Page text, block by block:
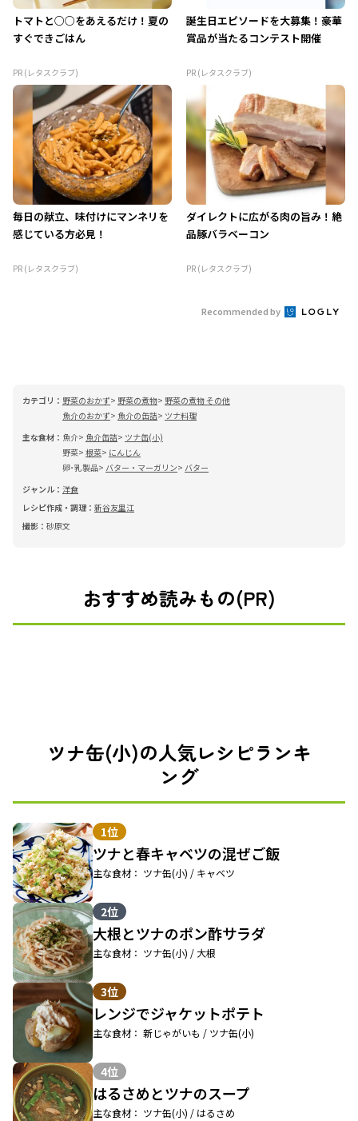
トマトと○○をあえるだけ！夏の
すぐできごはん
PR (レタスクラブ)
誕生日エピソードを大募集！豪華
賞品が当たるコンテスト開催
PR (レタスクラブ)
毎日の献立、味付けにマンネリを
感じている方必見！
PR (レタスクラブ)
ダイレクトに広がる肉の旨み！絶
品豚バラベーコン
PR (レタスクラブ)
Recommended by
カテゴリ： 野菜のおかず 野菜の煮物
野菜の煮物 その他
魚介のおかず
魚介の缶詰
ツナ料理
主な食材： 魚介 魚介缶詰
ツナ缶(小)
野菜 根菜
にんじん
卵･乳製品
バター・マーガリン
バター
ジャンル： 洋食
レシピ作成・調理： 新谷友里江
撮影： 砂原文
おすすめ読みもの(PR)
ツナ缶(小)の人気レシピランキ
ング
1位
ツナと春キャベツの混ぜご飯
主な食材： ツナ缶(小) / キャベツ
2位
大根とツナのポン酢サラダ
主な食材： ツナ缶(小) / 大根
3位
レンジでジャケットポテト
主な食材： 新じゃがいも / ツナ缶(小)
4位
はるさめとツナのスープ
主な食材： ツナ缶(小) / はるさめ